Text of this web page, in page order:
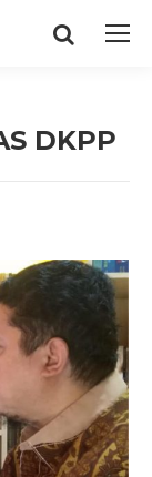
Search:
DKPP